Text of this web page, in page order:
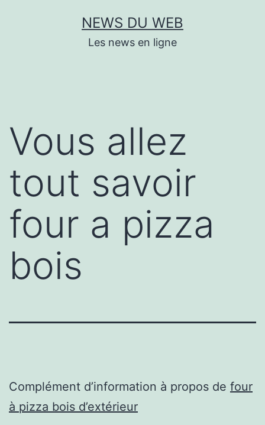
NEWS DU WEB
Les news en ligne
Vous allez
tout savoir
four a pizza
bois
Complément d’information à propos de four
à pizza bois d’extérieur